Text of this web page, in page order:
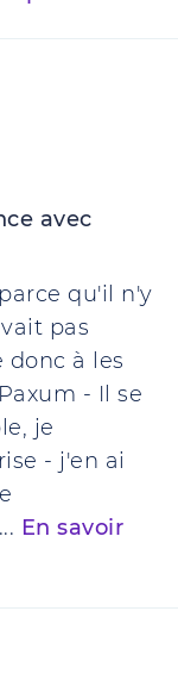
avec
qu'il n'y
pas
donc à les
- Il se
je
- j'en ai
En savoir